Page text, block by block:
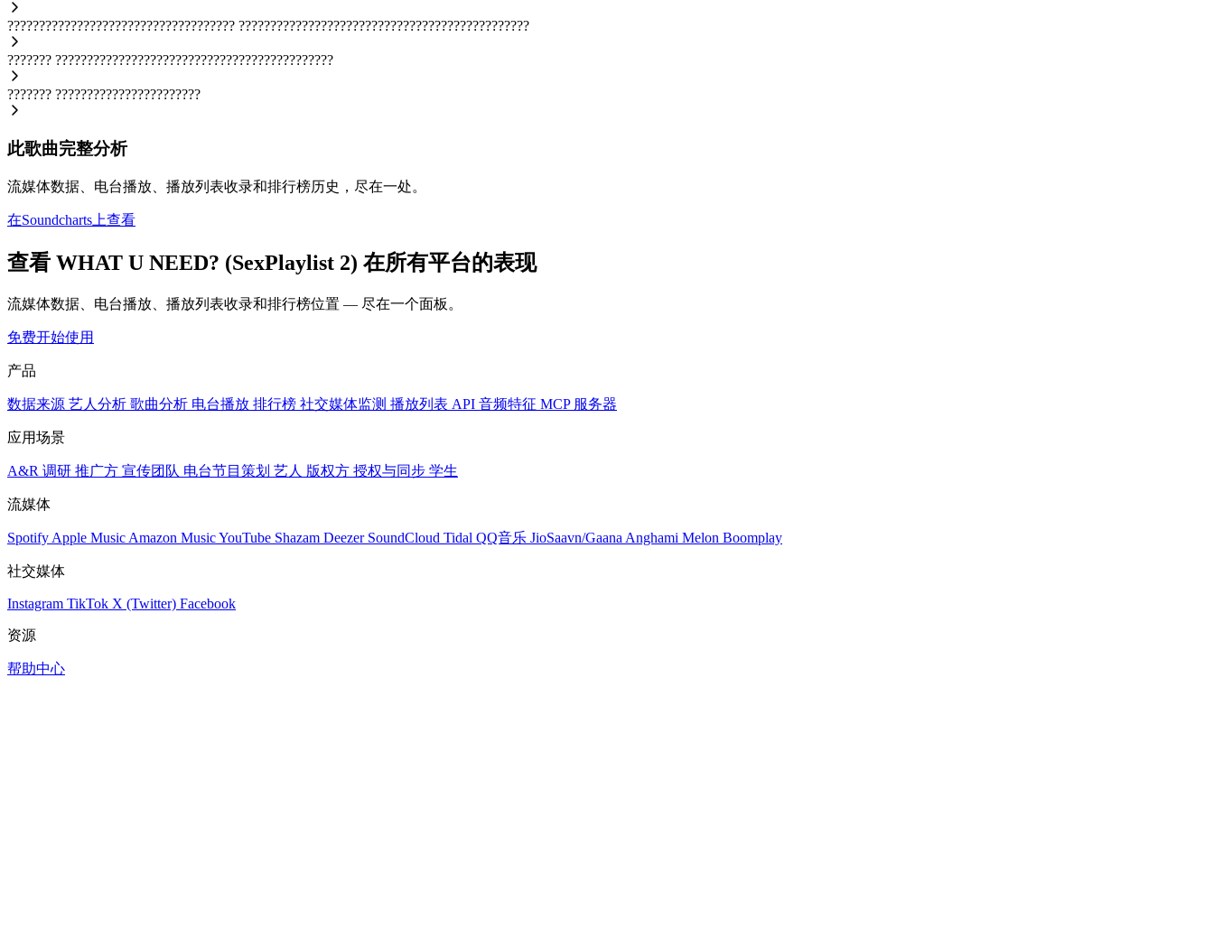
???????????????????????????????????? ??????????????????????????????????????????????
??????? ????????????????????????????????????????????
??????? ???????????????????????
此歌曲完整分析
流媒体数据、电台播放、播放列表收录和排行榜历史，尽在一处。
在Soundcharts上查看
查看 WHAT U NEED? (SexPlaylist 2) 在所有平台的表现
流媒体数据、电台播放、播放列表收录和排行榜位置 — 尽在一个面板。
免费开始使用
产品
数据来源 艺人分析 歌曲分析 电台播放 排行榜 社交媒体监测 播放列表 API 音频特征 MCP 服务器
应用场景
A&R 调研 推广方 宣传团队 电台节目策划 艺人 版权方 授权与同步 学生
流媒体
Spotify Apple Music Amazon MusicYouTube Shazam Deezer SoundCloud Tidal QQ音乐 JioSaavn/Gaana Anghami Melon Boomplay
社交媒体
Instagram TikTok X (Twitter) Facebook
资源
帮助中心